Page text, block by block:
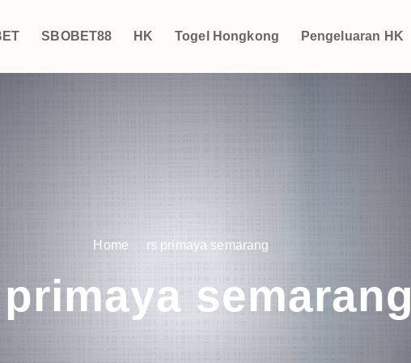
SBOBET88 HK Togel Hongkong Pengeluaran HK
Home rs primaya semarang
semarang